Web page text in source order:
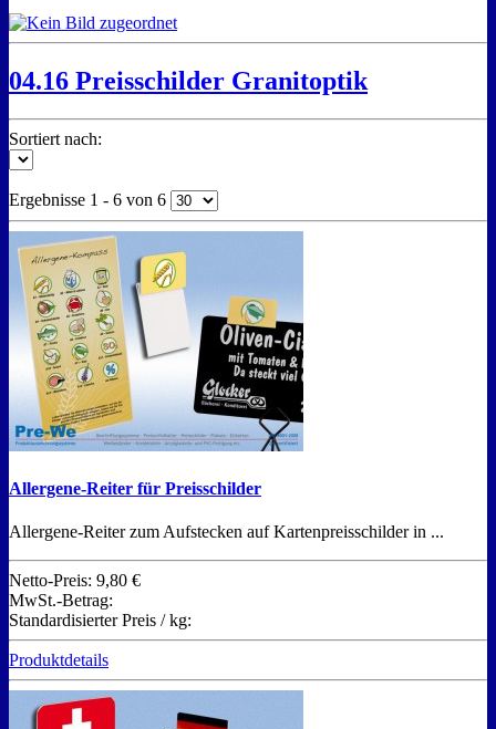
04.16 Preisschilder Granitoptik
Sortiert nach:
Ergebnisse 1 - 6 von 6
Allergene-Reiter für Preisschilder
Allergene-Reiter zum Aufstecken auf Kartenpreisschilder in ...
Netto-Preis: 9,80 €
MwSt.-Betrag:
Standardisierter Preis / kg:
Produktdetails